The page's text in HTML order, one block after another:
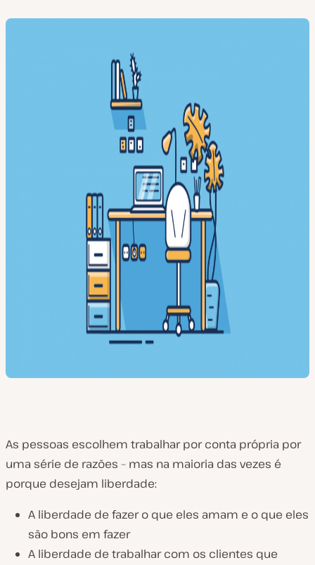
As pessoas escolhem trabalhar por conta própria por
uma série de razões – mas na maioria das vezes é
porque desejam liberdade:
A liberdade de fazer o que eles amam e o que eles
são bons em fazer
A liberdade de trabalhar com os clientes que